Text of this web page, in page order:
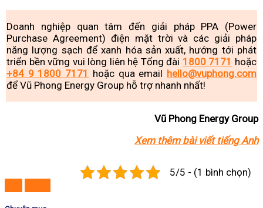
Doanh nghiệp quan tâm đến giải pháp PPA (Power
Purchase Agreement) điện mặt trời và các giải pháp
năng lượng sạch để xanh hóa sản xuất, hướng tới phát
triển bền vững vui lòng liên hệ Tổng đài 1800 7171 hoặc
+84 9 1800 7171 hoặc qua email hello@vuphong.com
để Vũ Phong Energy Group hỗ trợ nhanh nhất!
Vũ Phong Energy Group
Xem thêm bài viết tiếng Anh
5/5 - (1 bình chọn)